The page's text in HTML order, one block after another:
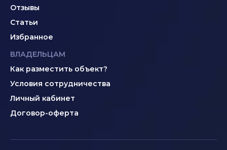
Отзывы
Статьи
Избранное
ВЛАДЕЛЬЦАМ
Как разместить объект?
Условия сотрудничества
Личный кабинет
Договор-оферта